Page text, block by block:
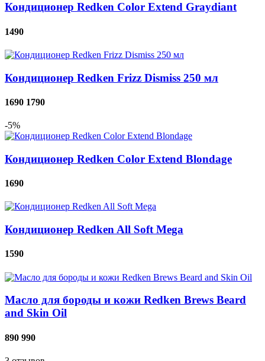
Кондиционер Redken Color Extend Graydiant
1490
Кондиционер Redken Frizz Dismiss 250 мл
1690 1790
-5%
Кондиционер Redken Color Extend Blondage
1690
Кондиционер Redken All Soft Mega
1590
Масло для бороды и кожи Redken Brews Beard
and Skin Oil
890 990